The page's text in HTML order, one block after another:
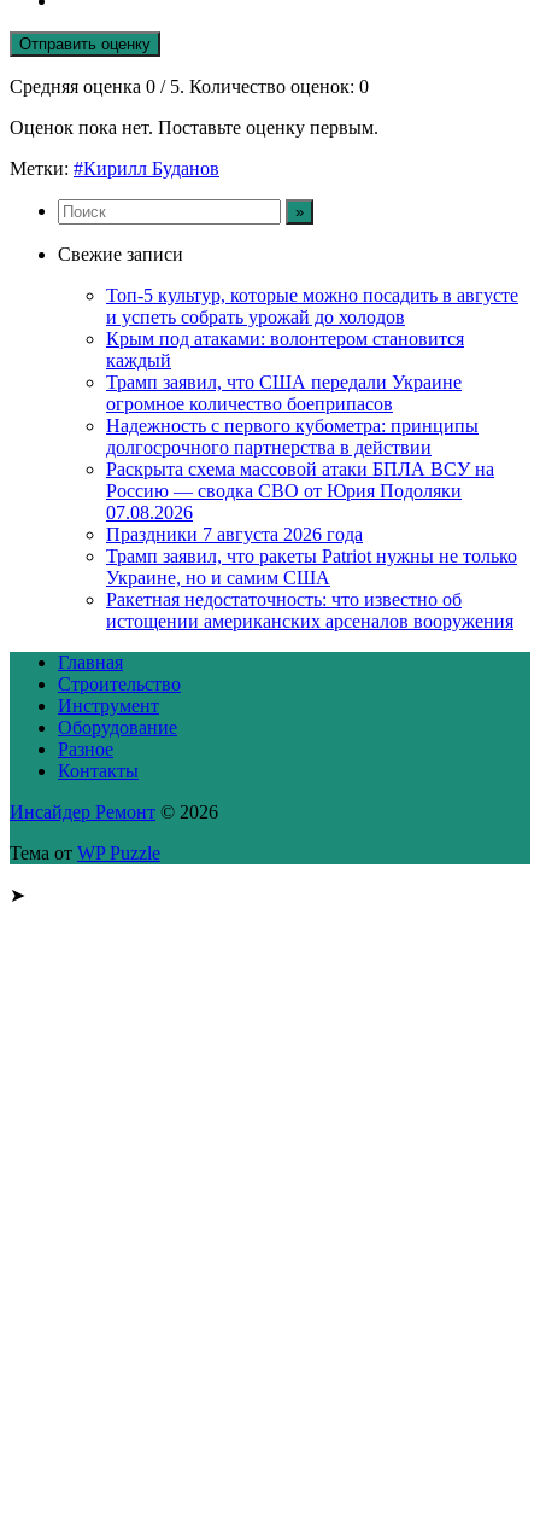
Отправить оценку
Средняя оценка 0 / 5. Количество оценок: 0
Оценок пока нет. Поставьте оценку первым.
Метки: #Кирилл Буданов
Свежие записи
Топ-5 культур, которые можно посадить в августе
и успеть собрать урожай до холодов
Крым под атаками: волонтером становится
каждый
Трамп заявил, что США передали Украине
огромное количество боеприпасов
Надежность с первого кубометра: принципы
долгосрочного партнерства в действии
Раскрыта схема массовой атаки БПЛА ВСУ на
Россию — сводка СВО от Юрия Подоляки
07.08.2026
Праздники 7 августа 2026 года
Трамп заявил, что ракеты Patriot нужны не только
Украине, но и самим США
Ракетная недостаточность: что известно об
истощении американских арсеналов вооружения
Главная
Строительство
Инструмент
Оборудование
Разное
Контакты
Инсайдер Ремонт © 2026
Тема от WP Puzzle
➤